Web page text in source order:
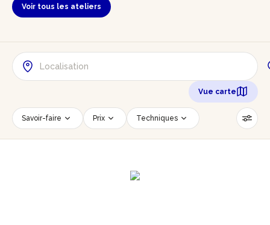
Voir tous les ateliers
Vue carte
Savoir-faire Prix Techniques
Date Créneau horaire